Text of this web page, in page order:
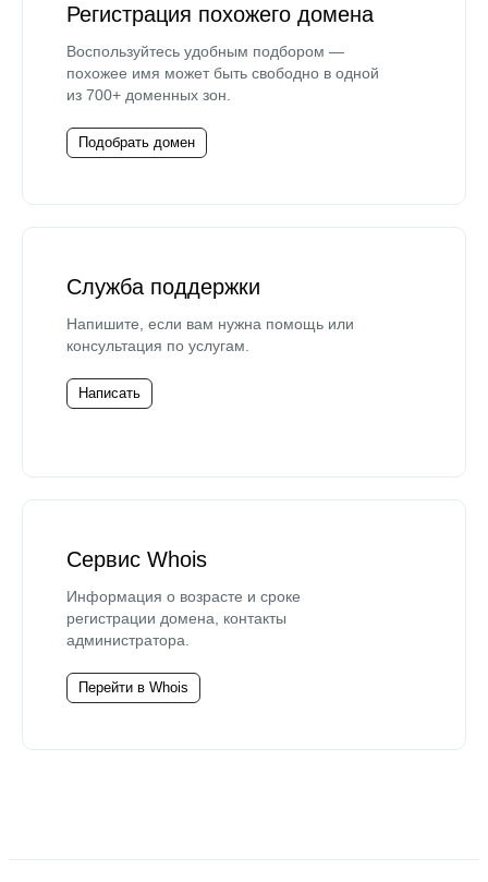
Регистрация похожего домена
Воспользуйтесь удобным подбором —
похожее имя может быть свободно в одной
из 700+ доменных зон.
Подобрать домен
Служба поддержки
Напишите, если вам нужна помощь или
консультация по услугам.
Написать
Сервис Whois
Информация о возрасте и сроке
регистрации домена, контакты
администратора.
Перейти в Whois